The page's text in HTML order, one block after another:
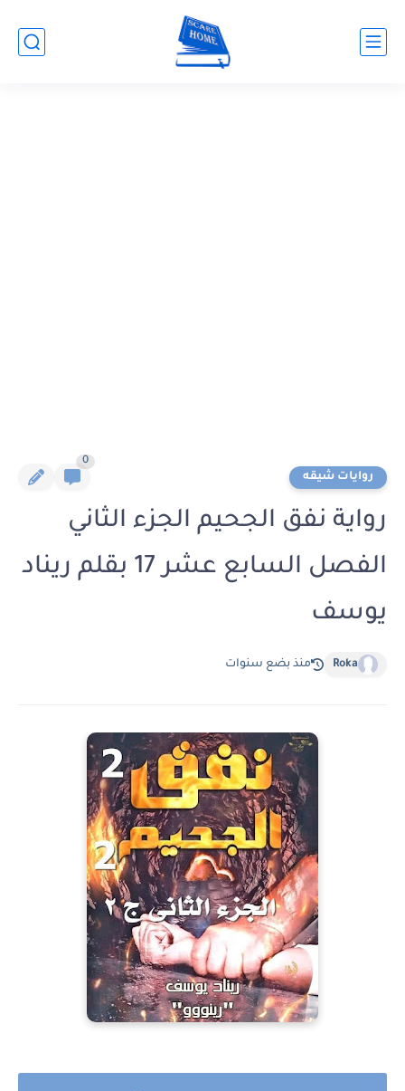
روايات شيقه
0
رواية نفق الجحيم الجزء الثاني
الفصل السابع عشر 17 بقلم ريناد
يوسف
Roka منذ بضع سنوات